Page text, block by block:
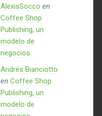
AlexisSocco en
Coffee Shop
Publishing, un
modelo de
negocios
Andrés Bianciotto
en Coffee Shop
Publishing, un
modelo de